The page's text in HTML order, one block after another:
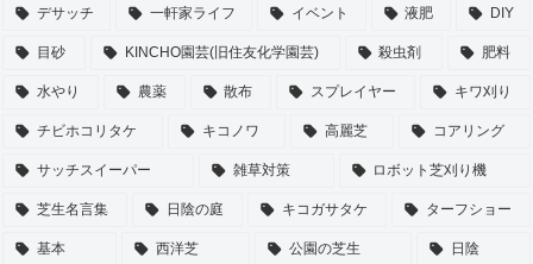
デサッチ 一軒家ライフ イベント 液肥 DIY
目砂 KINCHO園芸(旧住友化学園芸) 殺虫剤 肥料
水やり 農薬 散布 スプレイヤー キワ刈り
チビホコリタケ キコノワ 高麗芝 コアリング
サッチスイーパー 雑草対策 ロボット芝刈り機
芝生名言集 日陰の庭 キコガサタケ ターフショー
基本 西洋芝 公園の芝生 日陰